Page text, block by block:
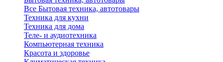
Все Бытовая техника, автотовары
Техника для кухни
Техника для дома
Теле- и аудиотехника
Компьютерная техника
Красота и здоровье